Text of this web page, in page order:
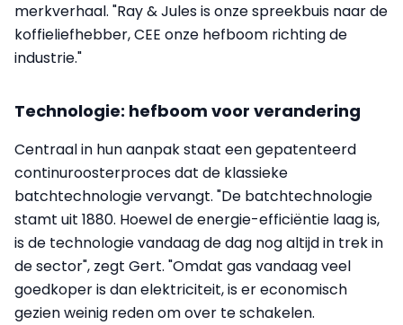
merkverhaal. "Ray & Jules is onze spreekbuis naar de
koffieliefhebber, CEE onze hefboom richting de
industrie."
Technologie: hefboom voor verandering
Centraal in hun aanpak staat een gepatenteerd
continuroosterproces dat de klassieke
batchtechnologie vervangt. "De batchtechnologie
stamt uit 1880. Hoewel de energie-efficiëntie laag is,
is de technologie vandaag de dag nog altijd in trek in
de sector", zegt Gert. "Omdat gas vandaag veel
goedkoper is dan elektriciteit, is er economisch
gezien weinig reden om over te schakelen.